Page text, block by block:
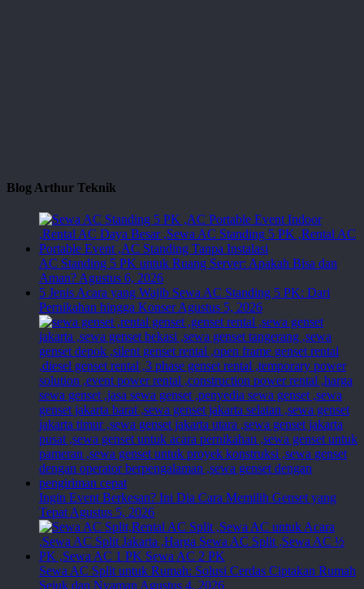
Blog Arthur Teknik
AC Standing 5 PK untuk Ruang Server: Apakah Bisa dan
Aman? Agustus 6, 2026
5 Jenis Acara yang Wajib Sewa AC Standing 5 PK: Dari
Pernikahan hingga Konser Agustus 5, 2026
Ingin Event Berkesan? Ini Dia Cara Memilih Genset yang
Tepat Agustus 5, 2026
Sewa AC Split untuk Rumah: Solusi Cerdas Ciptakan Rumah
Sejuk dan Nyaman Agustus 4, 2026